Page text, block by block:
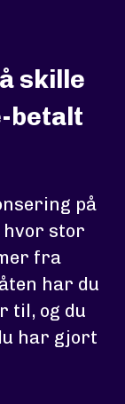
skille
betalt
på
hvor stor
fra
har du
til, og du
har gjort